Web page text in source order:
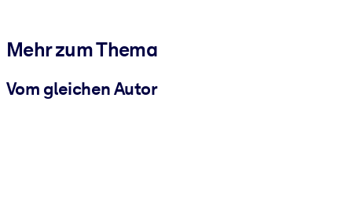
Mehr zum Thema
Vom gleichen Autor